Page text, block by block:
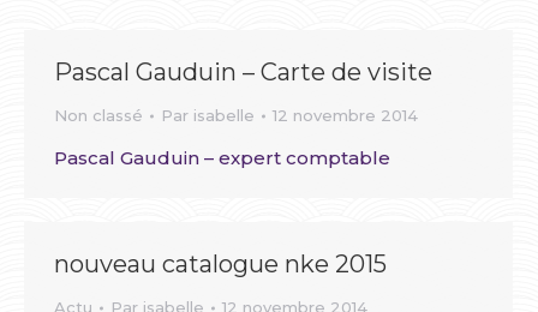
Pascal Gauduin – Carte de visite
Non classé Par isabelle 12 novembre 2014
Pascal Gauduin – expert comptable
nouveau catalogue nke 2015
Actu Par isabelle 12 novembre 2014